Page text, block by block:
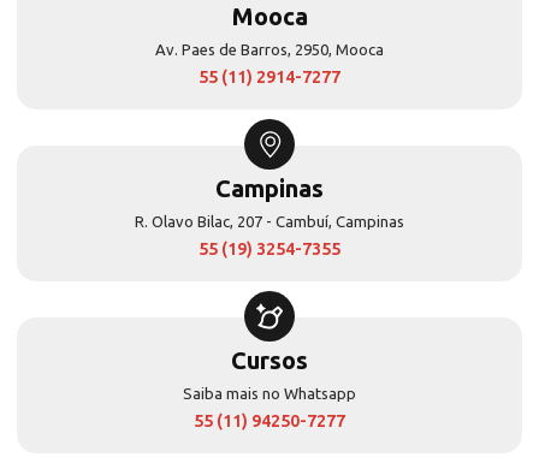
Mooca
Av. Paes de Barros, 2950, Mooca
55 (11) 2914-7277
Campinas
R. Olavo Bilac, 207 - Cambuí, Campinas
55 (19) 3254-7355
Cursos
Saiba mais no Whatsapp
55 (11) 94250-7277